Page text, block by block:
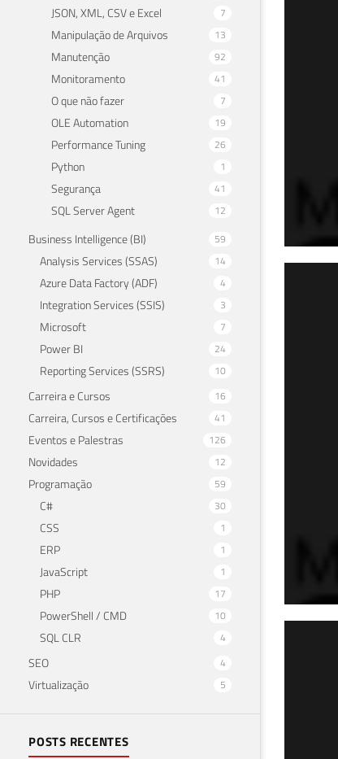
JSON, XML, CSV e Excel 7
Manipulação de Arquivos 13
Manutenção 92
Monitoramento 41
O que não fazer 7
OLE Automation 19
Performance Tuning 26
Python 1
Segurança 41
SQL Server Agent 12
Business Intelligence (BI) 59
Analysis Services (SSAS) 14
Azure Data Factory (ADF) 4
Integration Services (SSIS) 3
Microsoft 7
Power BI 24
Reporting Services (SSRS) 10
Carreira e Cursos 16
Carreira, Cursos e Certificações 41
Eventos e Palestras 126
Novidades 12
Programação 59
C# 30
CSS 1
ERP 1
JavaScript 1
PHP 17
PowerShell / CMD 10
SQL CLR 4
SEO 4
Virtualização 5
POSTS RECENTES